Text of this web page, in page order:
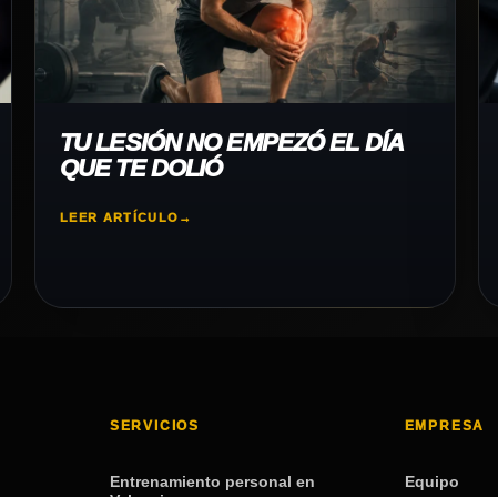
TU LESIÓN NO EMPEZÓ EL DÍA
QUE TE DOLIÓ
LEER ARTÍCULO →
SERVICIOS
Entrenamiento personal en
EMPRESA
Equipo